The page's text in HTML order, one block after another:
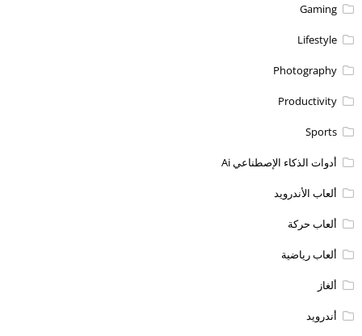
Gaming
Lifestyle
Photography
Productivity
Sports
أدوات الذكاء الإصطناعي Ai
ألعاب الأندرويد
ألعاب حركة
ألعاب رياضية
ألغاز
أندرويد